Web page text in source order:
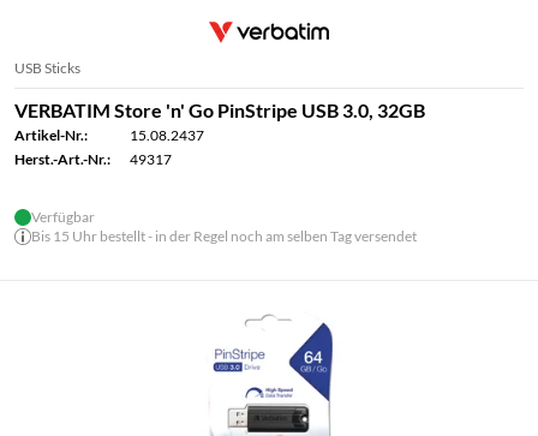
USB Sticks
VERBATIM Store 'n' Go PinStripe USB 3.0, 32GB
Artikel-Nr.:
15.08.2437
Herst.-Art.-Nr.:
49317
Verfügbar
Bis 15 Uhr bestellt - in der Regel noch am selben Tag versendet